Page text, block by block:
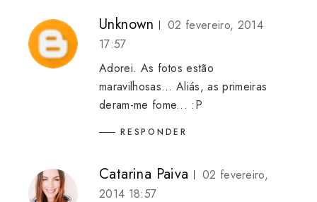
Unknown
02 fevereiro, 2014
17:57
Adorei. As fotos estão
maravilhosas... Aliás, as primeiras
deram-me fome... :P
RESPONDER
Catarina Paiva
02 fevereiro,
2014 18:57